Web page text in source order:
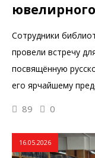
ювелирного
Сотрудники
провели встречу
посвящённую
его ярчайшему
89 0
16.05.2026